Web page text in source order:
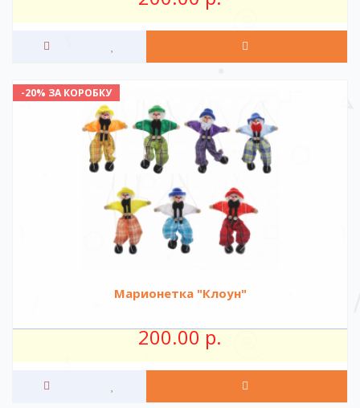
-20% ЗА КОРОБКУ
Марионетка "Клоун"
200.00 р.